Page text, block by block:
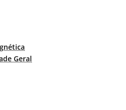
Geral